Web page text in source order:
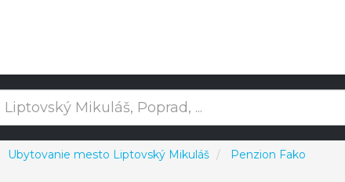
Ubytovanie mesto Liptovský Mikuláš Penzion Fako